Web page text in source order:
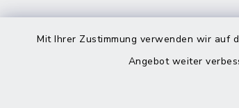
Mit Ihrer Zustimmung verwenden wir auf
Angebot weiter
Kontakt